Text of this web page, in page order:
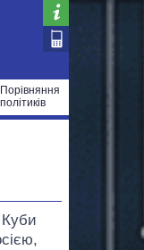
Порівняння
політиків